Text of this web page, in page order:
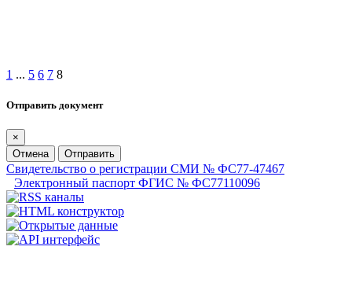
1 ... 5 6 7 8
Отправить документ
×
Отмена
Отправить
Свидетельство о регистрации СМИ № ФС77-47467
Электронный паспорт ФГИС № ФС77110096